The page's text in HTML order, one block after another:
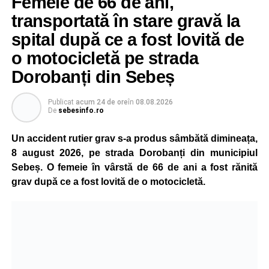
transportată în stare gravă la
spital după ce a fost lovită de
o motocicletă pe strada
Dorobanți din Sebeș
Publicat acum 24 de oreîn 08.08.2026
De sebesinfo.ro
Un accident rutier grav s-a produs sâmbătă dimineața,
8 august 2026, pe strada Dorobanți din municipiul
Sebeș. O femeie în vârstă de 66 de ani a fost rănită
grav după ce a fost lovită de o motocicletă.